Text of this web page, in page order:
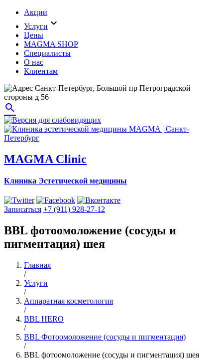
Акции
Услуги expand_more
Цены
MAGMA SHOP
Специалисты
О нас
Клиентам
Санкт-Петербург, Большой пр Петроградской
стороны д 56
search
MAGMA Clinic
Клиника Эстетической медицины
Записаться +7 (911) 928-27-12
BBL фотоомоложение (сосуды и
пигментация) шея
Главная
/
Услуги
/
Аппаратная косметология
/
BBL HERO
/
BBL Фотоомоложение (сосуды и пигментация)
/
BBL фотоомоложение (сосуды и пигментация) шея